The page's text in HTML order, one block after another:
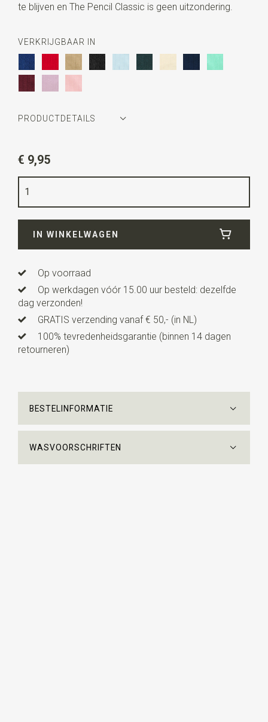
te blijven en The Pencil Classic is geen uitzondering.
VERKRIJGBAAR IN
PRODUCTDETAILS
Kleur
Maat
€ 9,95
IN WINKELWAGEN
Op voorraad
Op werkdagen vóór 15.00 uur besteld: dezelfde
dag verzonden!
GRATIS verzending vanaf € 50,- (in NL)
100% tevredenheidsgarantie (binnen 14 dagen
retourneren)
BESTELINFORMATIE
WASVOORSCHRIFTEN